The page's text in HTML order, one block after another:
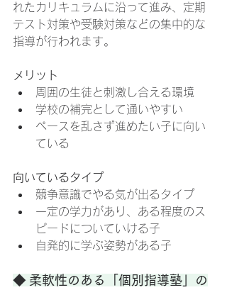
れたカリキュラムに沿って進み、定期
テスト対策や受験対策などの集中的な
指導が行われます。
メリット
周囲の生徒と刺激し合える環境
学校の補完として通いやすい
ペースを乱さず進めたい子に向い
ている
向いているタイプ
競争意識でやる気が出るタイプ
一定の学力があり、ある程度のス
ピードについていける子
自発的に学ぶ姿勢がある子
◆ 柔軟性のある「個別指導塾」の